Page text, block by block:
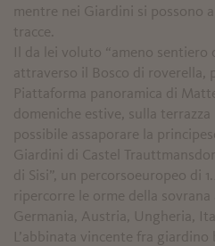
mentre nei Giardini si possono
tracce.
Il da lei voluto “ameno
attraverso il Bosco di roverella,
Piattaforma panoramica di
domeniche estive, sulla
possibile assaporare la
Giardini di Castel
di Sisi”, un percorsoeuropeo di
ripercorre le orme della sovrana
Germania, Austria, Ungheria,
L’abbinata vincente fra